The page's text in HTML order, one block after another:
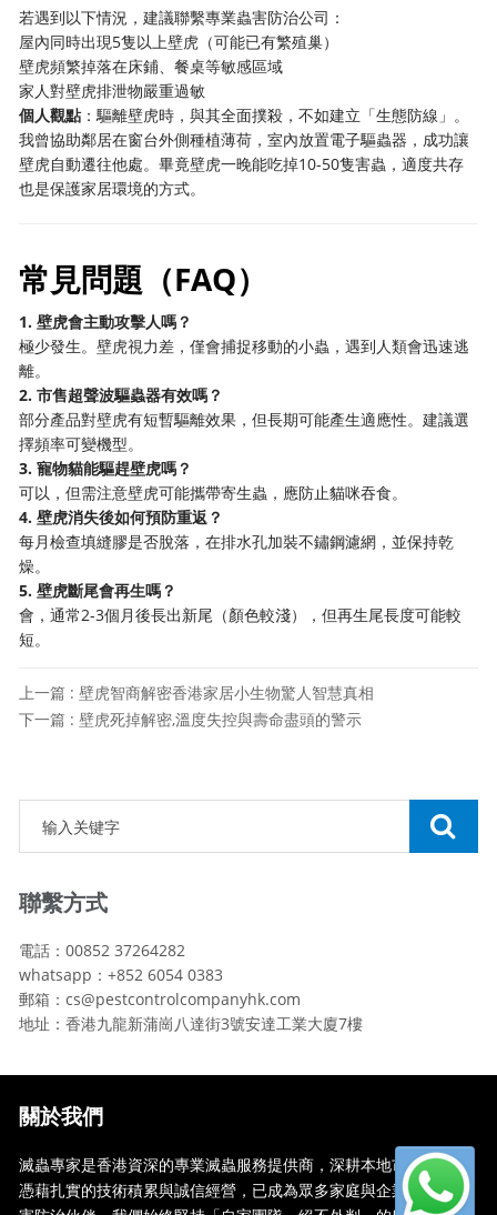
若遇到以下情況，建議聯繫專業蟲害防治公司：
屋內同時出現5隻以上壁虎（可能已有繁殖巢）
壁虎頻繁掉落在床鋪、餐桌等敏感區域
家人對壁虎排泄物嚴重過敏
個人觀點 ：驅離壁虎時，與其全面撲殺，不如建立「生態防線」。
我曾協助鄰居在窗台外側種植薄荷，室內放置電子驅蟲器，成功讓
壁虎自動遷往他處。畢竟壁虎一晚能吃掉10-50隻害蟲，適度共存
也是保護家居環境的方式。
常見問題（FAQ）
1. 壁虎會主動攻擊人嗎？
極少發生。壁虎視力差，僅會捕捉移動的小蟲，遇到人類會迅速逃
離。
2. 市售超聲波驅蟲器有效嗎？
部分產品對壁虎有短暫驅離效果，但長期可能產生適應性。建議選
擇頻率可變機型。
3. 寵物貓能驅趕壁虎嗎？
可以，但需注意壁虎可能攜帶寄生蟲，應防止貓咪吞食。
4. 壁虎消失後如何預防重返？
每月檢查填縫膠是否脫落，在排水孔加裝不鏽鋼濾網，並保持乾
燥。
5. 壁虎斷尾會再生嗎？
會，通常2-3個月後長出新尾（顏色較淺），但再生尾長度可能較
短。
上一篇 : 壁虎智商解密香港家居小生物驚人智慧真相
下一篇 : 壁虎死掉解密,溫度失控與壽命盡頭的警示
聯繫方式
電話：00852 37264282
whatsapp：+852 6054 0383
郵箱：cs@pestcontrolcompanyhk.com
地址：香港九龍新蒲崗八達街3號安達工業大廈7樓
關於我們
滅蟲專家是香港資深的專業滅蟲服務提供商，深耕本地市場多年，
憑藉扎實的技術積累與誠信經營，已成為眾多家庭與企業信賴的蟲